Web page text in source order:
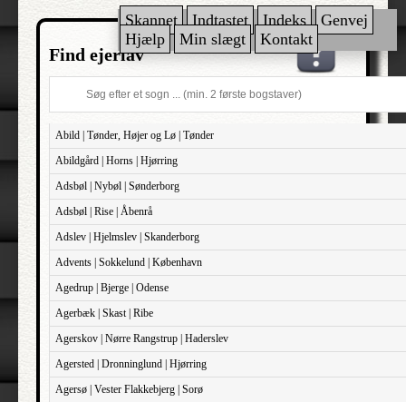
Skannet Indtastet Indeks
Genvej
Hjælp
Min slægt Kontakt
Find ejerlav
Abild | Tønder, Højer og Lø | Tønder
Abildgård | Horns | Hjørring
Adsbøl | Nybøl | Sønderborg
Adsbøl | Rise | Åbenrå
Adslev | Hjelmslev | Skanderborg
Advents | Sokkelund | København
Agedrup | Bjerge | Odense
Agerbæk | Skast | Ribe
Agerskov | Nørre Rangstrup | Haderslev
Agersted | Dronninglund | Hjørring
Agersø | Vester Flakkebjerg | Sorø